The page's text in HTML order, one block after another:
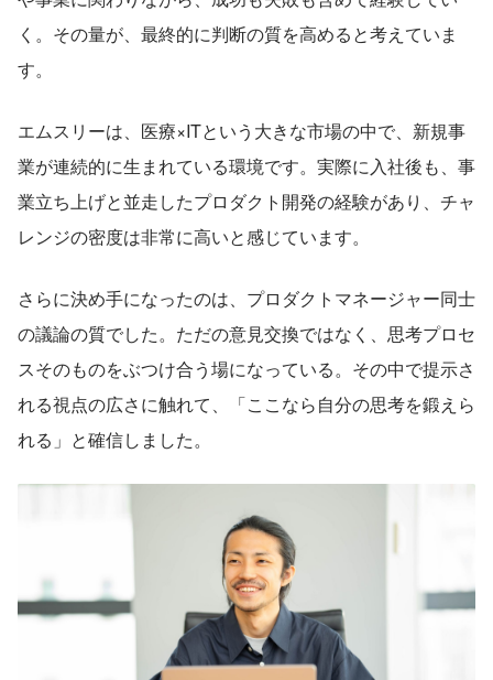
く。その量が、最終的に判断の質を高めると考えていま
す。
エムスリーは、医療×ITという大きな市場の中で、新規事
業が連続的に生まれている環境です。実際に入社後も、事
業立ち上げと並走したプロダクト開発の経験があり、チャ
レンジの密度は非常に高いと感じています。
さらに決め手になったのは、プロダクトマネージャー同士
の議論の質でした。ただの意見交換ではなく、思考プロセ
スそのものをぶつけ合う場になっている。その中で提示さ
れる視点の広さに触れて、「ここなら自分の思考を鍛えら
れる」と確信しました。